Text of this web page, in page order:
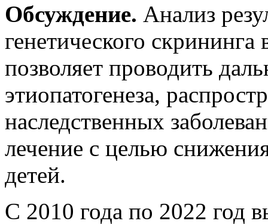
Обсуждение. Анализ
генетического
позволяет проводить
этиопатогенеза,
наследственных
лечение с целью
детей.
С 2010 года по 2022 год